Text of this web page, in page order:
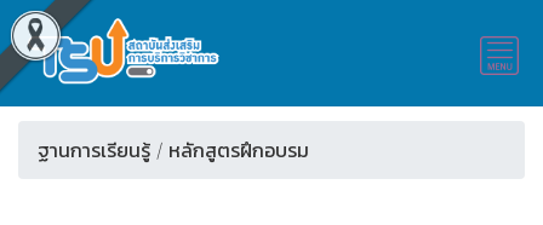
ฐานการเรียนรู้ / หลักสูตรฝึกอบรม